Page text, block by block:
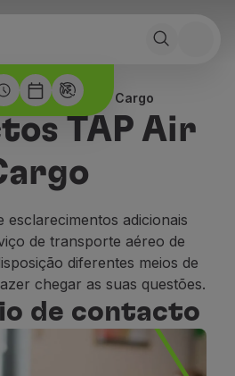
TAP Air Cargo
TAP Air
esclarecimentos adicionais
de transporte aéreo de
diferentes meios de
chegar as suas questões.
de contacto